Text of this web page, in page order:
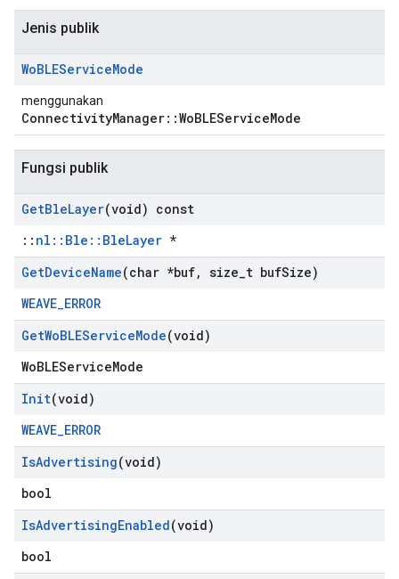
Jenis publik
WoBLEServiceMode
menggunakan
ConnectivityManager::WoBLEServiceMode
Fungsi publik
GetBleLayer(void) const
:: nl::Ble::BleLayer *
GetDeviceName(char *buf, size t bufSize)
WEAVE_ERROR
GetWoBLEServiceMode(void)
WoBLEServiceMode
Init(void)
WEAVE_ERROR
IsAdvertising(void)
bool
IsAdvertisingEnabled(void)
bool